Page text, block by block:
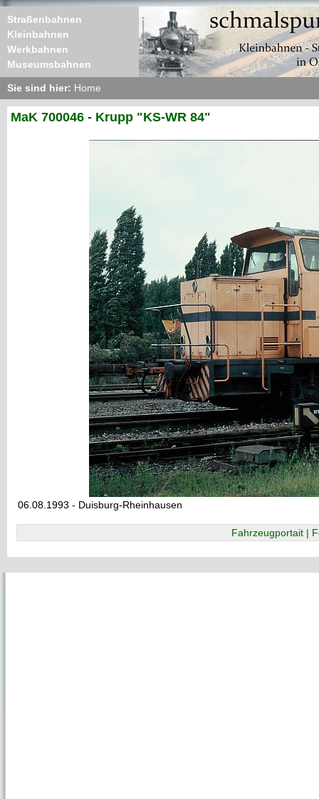
Straßenbahnen
Kleinbahnen
Werkbahnen
Museumsbahnen
Sie sind hier: Home
MaK 700046 - Krupp "KS-WR 84"
06.08.1993 - Duisburg-Rheinhausen
Fahrzeugportait |